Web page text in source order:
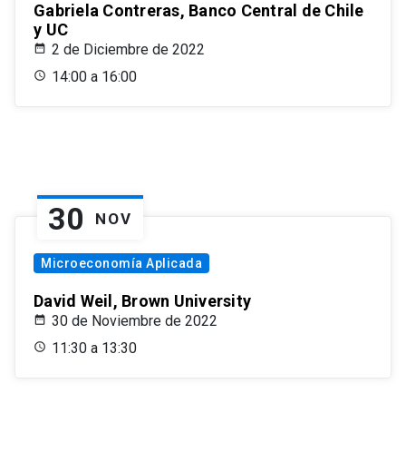
Gabriela Contreras, Banco Central de Chile
y UC
2 de Diciembre de 2022
14:00 a 16:00
30 NOV
Microeconomía Aplicada
David Weil, Brown University
30 de Noviembre de 2022
11:30 a 13:30